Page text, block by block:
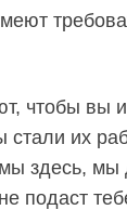
чтобы вы
стали их
здесь, мы
подаст